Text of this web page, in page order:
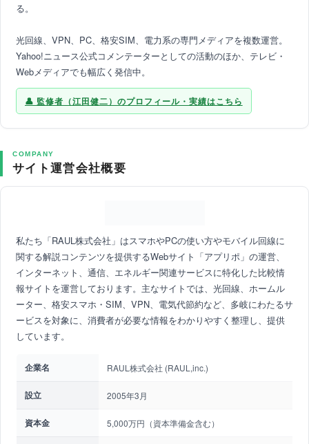
る。
光回線、VPN、PC、格安SIM、電力系の専門メディアを複数運営。
Yahoo!ニュース公式コメンテーターとしての活動のほか、テレビ・
Webメディアでも幅広く発信中。
監修者（江田健二）のプロフィール・実績はこちら
COMPANY
サイト運営会社概要
私たち「RAUL株式会社」はスマホやPCの使い方やモバイル回線に
関する解説コンテンツを提供するWebサイト「アプリポ」の運営、
インターネット、通信、エネルギー関連サービスに特化した比較情
報サイトを運営しております。主なサイトでは、光回線、ホームル
ーター、格安スマホ・SIM、VPN、電気代節約など、多岐にわたるサ
ービスを対象に、消費者が必要な情報をわかりやすく整理し、提供
しています。
企業名 RAUL株式会社 (RAUL,inc.)
設立 2005年3月
資本金 5,000万円（資本準備金含む）